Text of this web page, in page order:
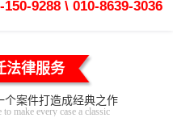
150-9288 \ 010-8639-3036
法律服务
个案件打造成经典之作
make every case a classic